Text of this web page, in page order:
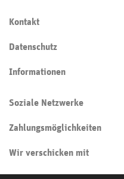
Kontakt
Datenschutz
Informationen
Soziale Netzwerke
Zahlungsmöglichkeiten
Wir verschicken mit